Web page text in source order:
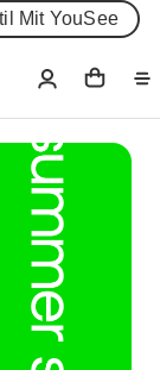
Mit YouSee